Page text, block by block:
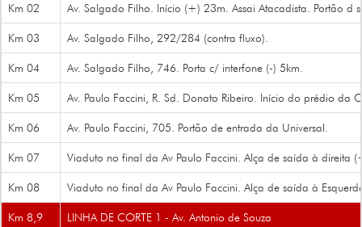
Km 02 Av. Salgado Filho. Início (+) 23m. Assai Atacadista. Portão d
Km 03 Av. Salgado Filho, 292/284 (contra fluxo).
Km 04 Av. Salgado Filho, 746. Porta c/ interfone (-) 5km.
Km 05 Av. Paulo Faccini, R. Sd. Donato Ribeiro. Início do prédio da
Km 06 Av. Paulo Faccini, 705. Portão de entrada da Universal.
Km 07 Viaduto no final da Av Paulo Faccini. Alça de saída à direita
Km 08 Viaduto no final da Av Paulo Faccini. Alça de saída à
Km 8,9 LINHA DE CORTE 1 - Av. Antonio de Souza